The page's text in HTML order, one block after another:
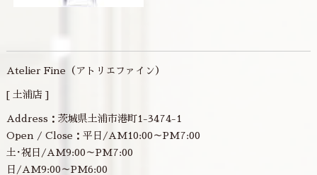
Atelier Fine（アトリエファイン）
[ 土浦店 ]
Address：茨城県土浦市港町1-3474-1
Open / Close：平日/AM10:00～PM7:00
土･祝日/AM9:00～PM7:00
日/AM9:00～PM6:00